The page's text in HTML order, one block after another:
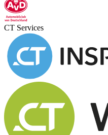
CT Services